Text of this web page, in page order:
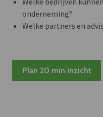
onderneming?
Welke partners en
Plan 20 min inzicht